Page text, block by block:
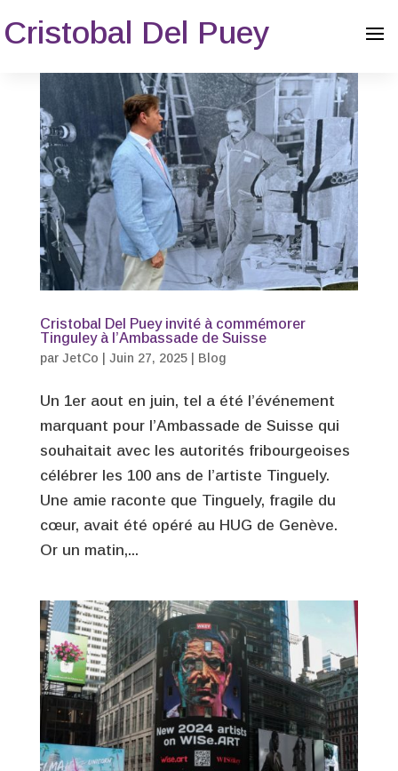
Cristobal Del Puey
Cristobal Del Puey invité à commémorer
Tinguley à l’Ambassade de Suisse
par JetCo Juin 27, 2025| Blog
Un 1er aout en juin, tel a été l’événement
marquant pour l’Ambassade de Suisse qui
souhaitait avec les autorités fribourgeoises
célébrer les 100 ans de l’artiste Tinguely.
Une amie raconte que Tinguely, fragile du
cœur, avait été opéré au HUG de Genève.
Or un matin,...